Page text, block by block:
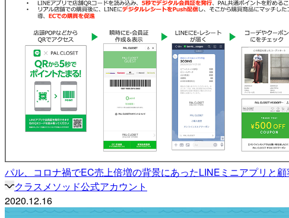
パル、コロナ禍でEC売上倍増の背景にあったLINEミニアプリと
クラスメソッド公式アカウント
2020.12.16